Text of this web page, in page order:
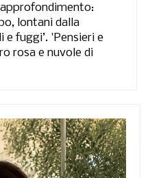
lontani dalla
e fuggi’. 'Pensieri e
rosa e nuvole di